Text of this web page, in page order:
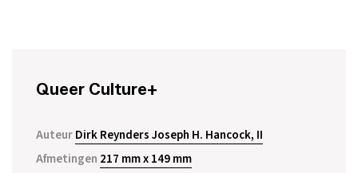
Queer Culture+
AuteurDirk Reynders Joseph H. Hancock, II
Afmetingen 217 mm x 149 mm